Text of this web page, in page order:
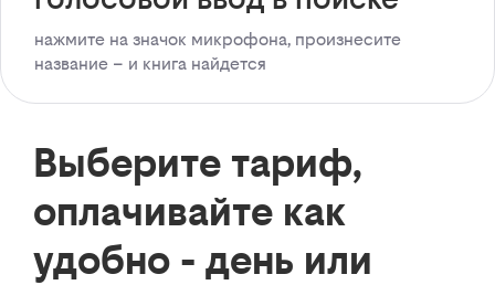
нажмите на значок микрофона, произнесите
название – и книга найдется
Выберите тариф,
оплачивайте как
удобно - день или